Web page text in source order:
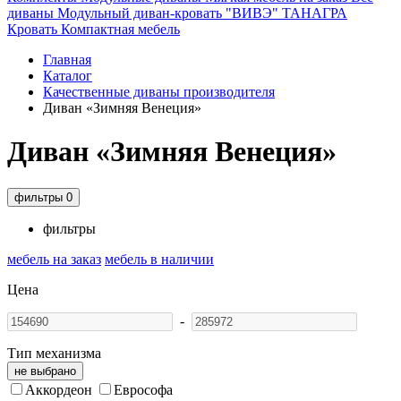
диваны Модульный диван-кровать "ВИВЭ" ТАНАГРА
Кровать Компактная мебель
Главная
Каталог
Качественные диваны производителя
Диван «Зимняя Венеция»
Диван «Зимняя Венеция»
фильтры 0
фильтры
мебель на заказ мебель в наличии
Цена
-
Тип механизма
не выбрано
Аккордеон
Еврософа